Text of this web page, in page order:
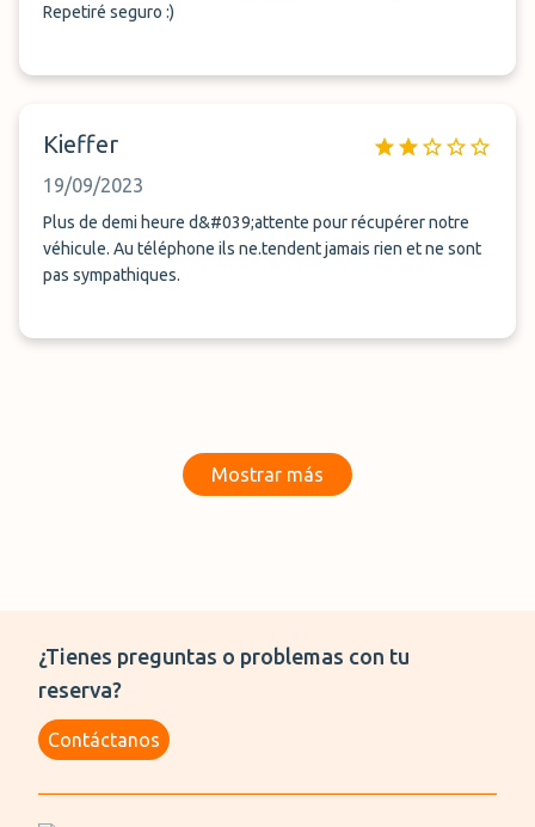
Repetiré seguro :)
Kieffer
19/09/2023
Plus de demi heure d&#039;attente pour récupérer notre
véhicule. Au téléphone ils ne.tendent jamais rien et ne sont
pas sympathiques.
Mostrar más
¿Tienes preguntas o problemas con tu
reserva?
Contáctanos